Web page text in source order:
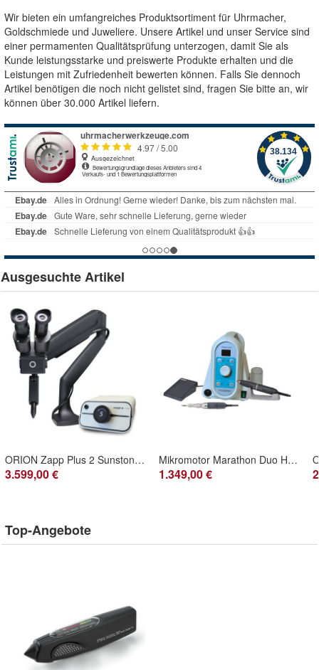
Wir bieten ein umfangreiches Produktsortiment für Uhrmacher,
Goldschmiede und Juweliere. Unsere Artikel und unser Service sind
einer permamenten Qualitätsprüfung unterzogen, damit Sie als
Kunde leistungsstarke und preiswerte Produkte erhalten und die
Leistungen mit Zufriedenheit bewerten können. Falls Sie dennoch
Artikel benötigen die noch nicht gelistet sind, fragen Sie bitte an, wir
können über 30.000 Artikel liefern.
Ausgesuchte Artikel
ORION Zapp Plus 2 Sunstone Schweißgerät + Schwenkarm Mikroskop
3.599,00 €
Mikromotor Marathon Duo Handstück Fußschalter Fasserhammer Dental
1.349,00 €
Top-Angebote